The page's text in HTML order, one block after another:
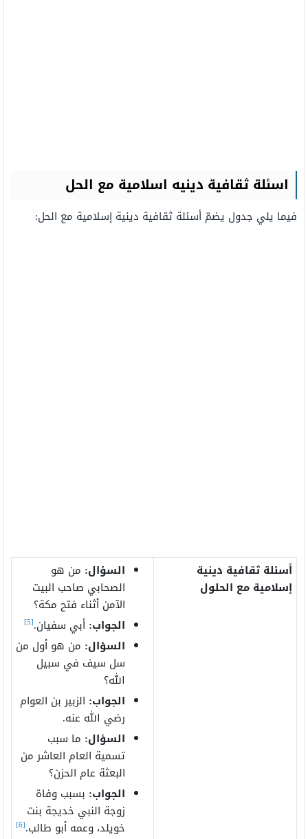
اسئلة ثقافية دينيه اسلامية مع الحل
فيما يلي جدول يضمّ أسئلة ثقافية دينية إسلامية مع الحل:
أسئلة ثقافية دينية
إسلامية مع الحلول
السؤال: من هو
الصحابي صاحب البيت
الآمن أثناء فتح مكة؟
الجواب: أبي سفيان.[5]
السؤال: من هو أول من
سل سيف في سبيل
الله؟
الجواب: الزبير بن العوام
رضي الله عنه.
السؤال: ما سبب
تسمية العام العاشر من
البعثة عام الحزن؟
الجواب: بسبب وفاة
زوجة النبي خديجة بنت
خويلد، وعمه أبو طالب.[6]